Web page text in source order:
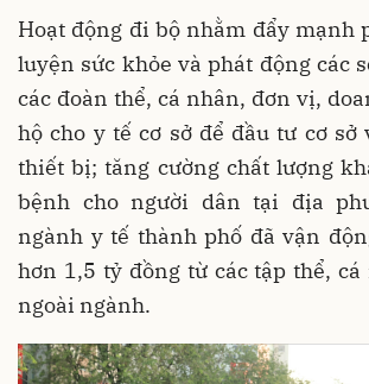
Hoạt động đi bộ nhằm đẩy mạnh
luyện sức khỏe và phát động các
các đoàn thể, cá nhân, đơn vị,
hộ cho y tế cơ sở để đầu tư cơ sở
thiết bị; tăng cường chất lượng
bệnh cho người dân tại địa
ngành y tế thành phố đã vận
hơn 1,5 tỷ đồng từ các tập thể,
ngoài ngành.